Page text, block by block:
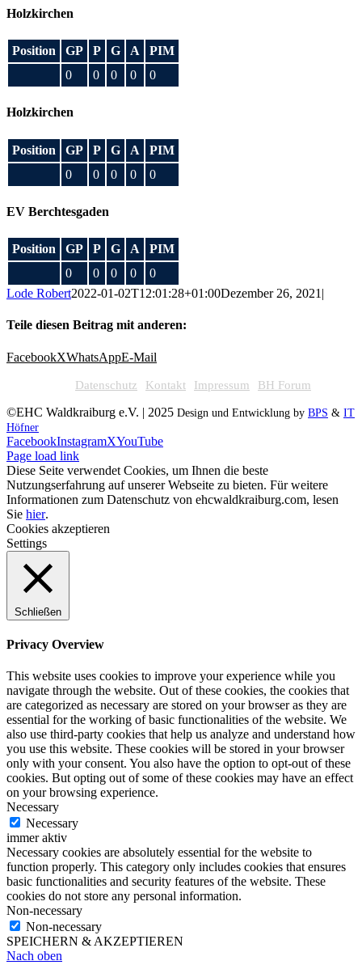
Holzkirchen
Position GP P G A
PIM
0
0 0 0 0
Holzkirchen
Position GP P G A
PIM
0
0 0 0 0
EV Berchtesgaden
Position GP P G A
PIM
0
0 0 0
0
Lode Robert2022-01-02T12:01:28+01:00Dezember 26, 2021 |
Teile diesen Beitrag mit anderen:
FacebookXWhatsAppE-Mail
Datenschutz Kontakt Impressum BH Forum
©EHC Waldkraiburg e.V. | 2025 Design und Entwicklung by BPS & IT
Höfner
FacebookInstagramXYouTube
Page load link
Diese Seite verwendet Cookies, um Ihnen die beste
Nutzungserfahrung auf unserer Webseite zu bieten. Für weitere
Informationen zum Datenschutz von ehcwaldkraiburg.com, lesen
Sie hier.
Cookies akzeptieren
Settings
Schließen
Privacy Overview
This website uses cookies to improve your experience while you
navigate through the website. Out of these cookies, the cookies that
are categorized as necessary are stored on your browser as they are
essential for the working of basic functionalities of the website. We
also use third-party cookies that help us analyze and understand how
you use this website. These cookies will be stored in your browser
only with your consent. You also have the option to opt-out of these
cookies. But opting out of some of these cookies may have an effect
on your browsing experience.
Necessary
Necessary
immer aktiv
Necessary cookies are absolutely essential for the website to
function properly. This category only includes cookies that ensures
basic functionalities and security features of the website. These
cookies do not store any personal information.
Non-necessary
Non-necessary
SPEICHERN & AKZEPTIEREN
Nach oben